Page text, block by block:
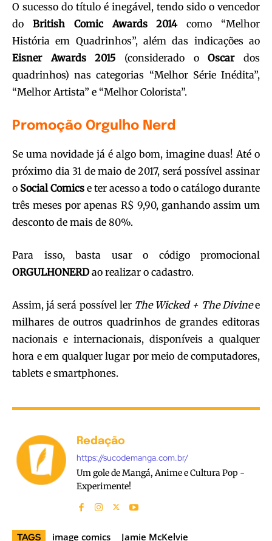
O sucesso do título é inegável, tendo sido o vencedor
do British Comic Awards 2014como “Melhor
História em Quadrinhos”, além das indicações ao
Eisner Awards 2015 (considerado oOscardos
quadrinhos) nas categorias “Melhor Série Inédita”,
“Melhor Artista” e “Melhor Colorista”.
Promoção Orgulho Nerd
Se uma novidade já é algo bom, imagine duas! Até o
próximo dia 31 de maio de 2017, será possível assinar
o Social Comics e ter acesso a todo o catálogo durante
três meses por apenas R$ 9,90, ganhando assim um
desconto de mais de 80%.
Para isso, basta usar o código promocional
ORGULHONERDao realizar o cadastro.
Assim, já será possível ler The Wicked + The Divinee
milhares de outros quadrinhos de grandes editoras
nacionais e internacionais, disponíveis a qualquer
hora e em qualquer lugar por meio de computadores,
tablets e smartphones.
Redação
https://sucodemanga.com.br/
Um gole de Mangá, Anime e Cultura Pop -
Experimente!
TAGS image comics Jamie McKelvie